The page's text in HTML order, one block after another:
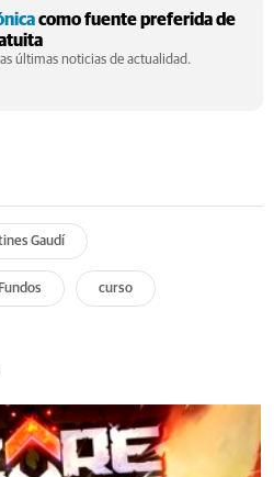
como fuente preferida de
últimas noticias de actualidad.
Gaudí
Fundos curso